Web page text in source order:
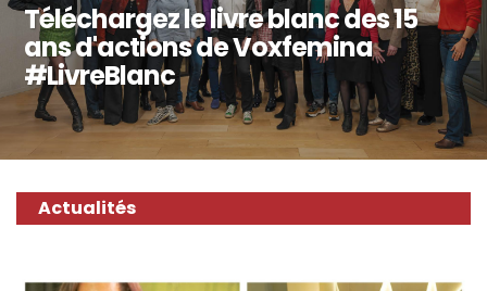
Téléchargez le livre blanc des 15
ans d'actions de Voxfemina
#LivreBlanc
Actualités